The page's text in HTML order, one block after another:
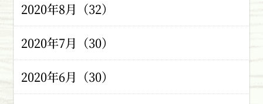
2020年8月（32）
2020年7月（30）
2020年6月（30）